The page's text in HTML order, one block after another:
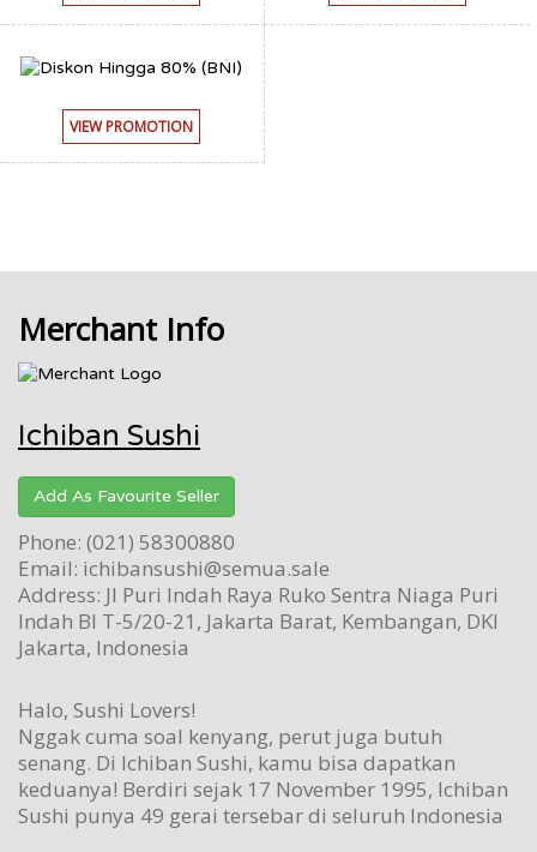
VIEW PROMOTION
Merchant Info
Ichiban Sushi
Add As Favourite Seller
Phone: (021) 58300880
Email: ichibansushi@semua.sale
Address: Jl Puri Indah Raya Ruko Sentra Niaga Puri
Indah Bl T-5/20-21, Jakarta Barat, Kembangan, DKI
Jakarta, Indonesia
Halo, Sushi Lovers!
Nggak cuma soal kenyang, perut juga butuh
senang. Di Ichiban Sushi, kamu bisa dapatkan
keduanya! Berdiri sejak 17 November 1995, Ichiban
Sushi punya 49 gerai tersebar di seluruh Indonesia